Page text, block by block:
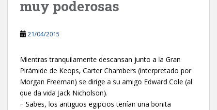
muy poderosas
21/04/2015
Mientras tranquilamente descansan junto a la Gran
Pirámide de Keops, Carter Chambers (interpretado por
Morgan Freeman) se dirige a su amigo Edward Cole (al
que da vida Jack Nicholson).
– Sabes, los antiguos egipcios tenían una bonita